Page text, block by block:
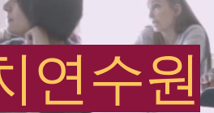
연수원